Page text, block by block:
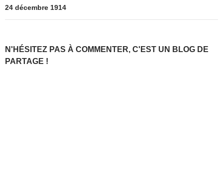
24 décembre 1914
N'HÉSITEZ PAS À COMMENTER, C'EST UN BLOG DE
PARTAGE !